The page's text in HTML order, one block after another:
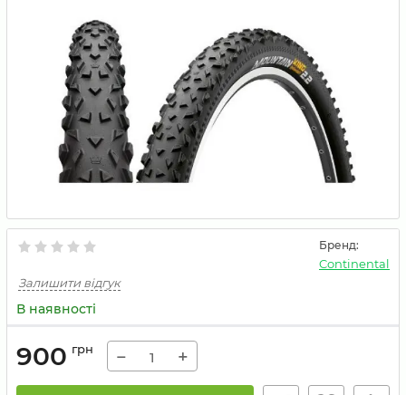
Бренд:
Continental
Залишити відгук
В наявності
900 грн − +